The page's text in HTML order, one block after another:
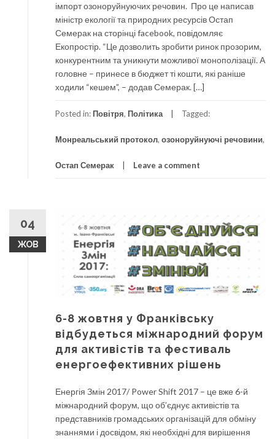
імпорт озоноруйнуючих речовин. Про це написав
міністр екології та природних ресурсів Остап
Семерак на сторінці facebook, повідомляє
Екопростір. “Це дозволить зробити ринок прозорим,
конкурентним та уникнути можливої монополізації. А
головне – принесе в бюджет ті кошти, які раніше
ходили “кешем”, – додав Семерак. […]
Posted in: Повітря, Політика Tagged:
Монреальський протокол, озоноруйнуючі речовини,
Остап Семерак Leave a comment
04
ЖОВ
6-8 жовтня у Франківську
відбудеться міжнародний форум
для активістів та фестиваль
енергоефективних рішень
Енергія Змін 2017/ Power Shift 2017 – це вже 6-й
міжнародний форум, що об’єднує активістів та
представників громадських організацій для обміну
знаннями і досвідом, які необхідні для вирішення